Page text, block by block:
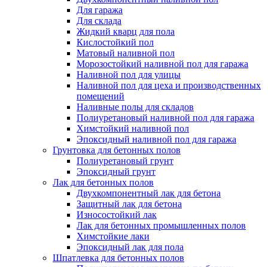
Для гаража
Для склада
Жидкий кварц для пола
Кислостойкий пол
Матовый наливной пол
Морозостойкий наливной пол для гаража
Наливной пол для улицы
Наливной пол для цеха и производственных
помещений
Наливные полы для складов
Полиуретановый наливной пол для гаража
Химстойкий наливной пол
Эпоксидный наливной пол для гаража
Грунтовка для бетонных полов
Полиуретановый грунт
Эпоксидный грунт
Лак для бетонных полов
Двухкомпонентный лак для бетона
Защитный лак для бетона
Износостойкий лак
Лак для бетонных промышленных полов
Химстойкие лаки
Эпоксидный лак для пола
Шпатлевка для бетонных полов